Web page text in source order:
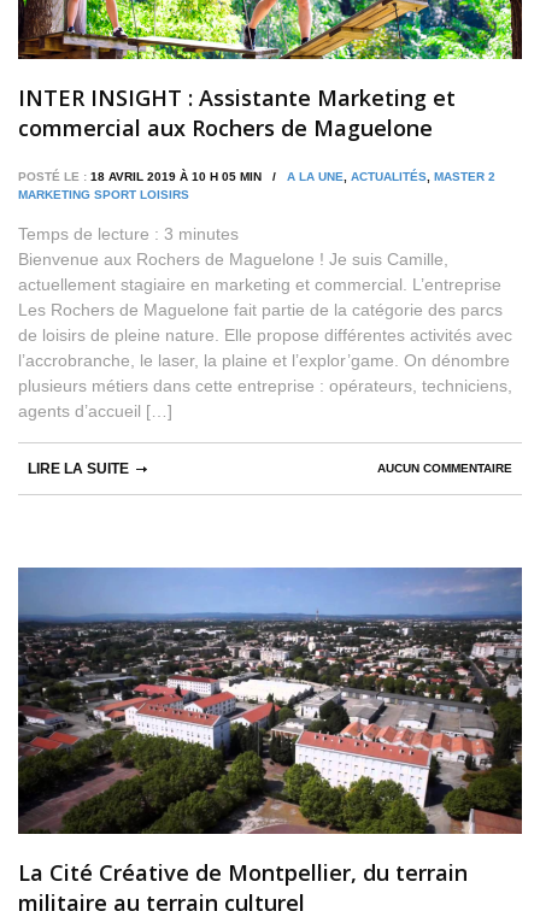
INTER INSIGHT : Assistante Marketing et
commercial aux Rochers de Maguelone
POSTÉ LE : 18 AVRIL 2019 À 10 H 05 MIN / A LA UNE ACTUALITÉS MASTER 2
MARKETING SPORT LOISIRS
Temps de lecture : 3 minutes
Bienvenue aux Rochers de Maguelone ! Je suis Camille,
actuellement stagiaire en marketing et commercial. L’entreprise
Les Rochers de Maguelone fait partie de la catégorie des parcs
de loisirs de pleine nature. Elle propose différentes activités avec
l’accrobranche, le laser, la plaine et l’explor’game. On dénombre
plusieurs métiers dans cette entreprise : opérateurs, techniciens,
agents d’accueil […]
AUCUN COMMENTAIRE
LIRE LA SUITE
La Cité Créative de Montpellier, du terrain
militaire au terrain culturel